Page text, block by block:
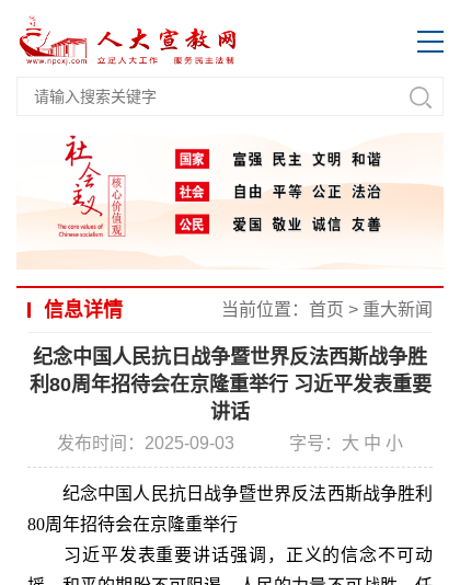
信息详情 当前位置： 首页 > 重大新闻
纪念中国人民抗日战争暨世界反法西斯战争胜
利80周年招待会在京隆重举行 习近平发表重要
讲话
发布时间：2025-09-03 字号： 大 中 小
纪念中国人民抗日战争暨世界反法西斯战争胜利
80周年招待会在京隆重举行
习近平发表重要讲话强调，正义的信念不可动